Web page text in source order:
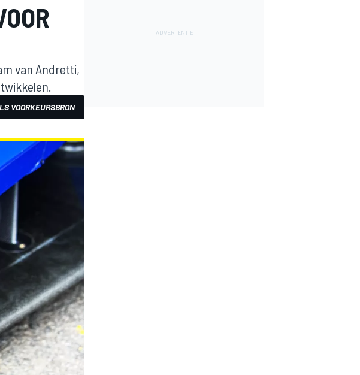
van Andretti,
VOORKEURSBRON